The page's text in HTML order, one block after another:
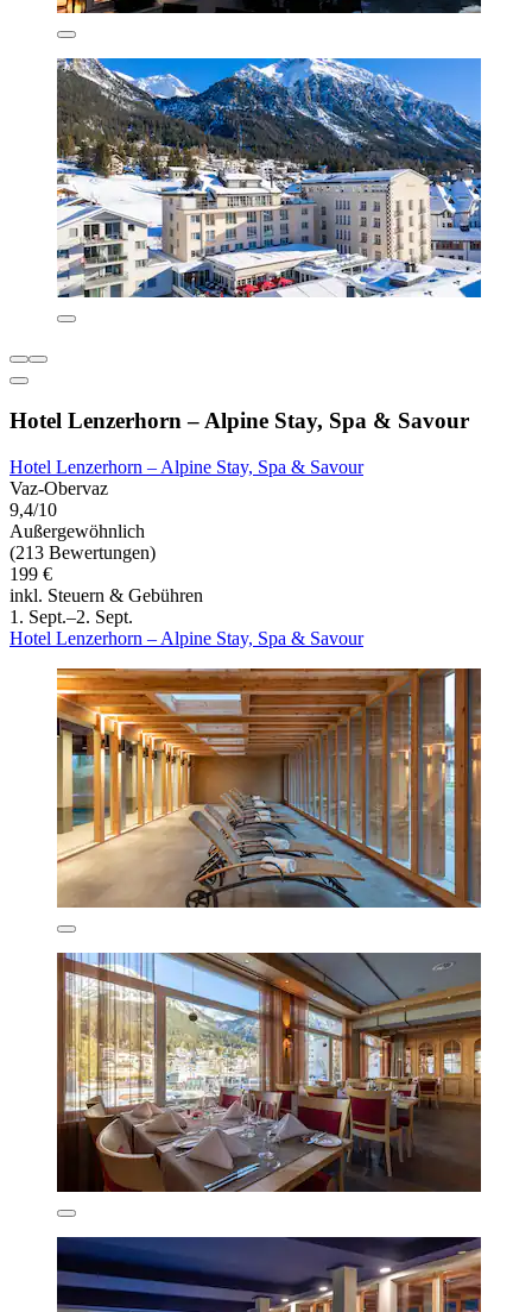
Hotel Lenzerhorn – Alpine Stay, Spa & Savour
Hotel Lenzerhorn – Alpine Stay, Spa & Savour
Vaz-Obervaz
9,4/10
Außergewöhnlich
(213 Bewertungen)
199 €
inkl. Steuern & Gebühren
1. Sept.–2. Sept.
Hotel Lenzerhorn – Alpine Stay, Spa & Savour